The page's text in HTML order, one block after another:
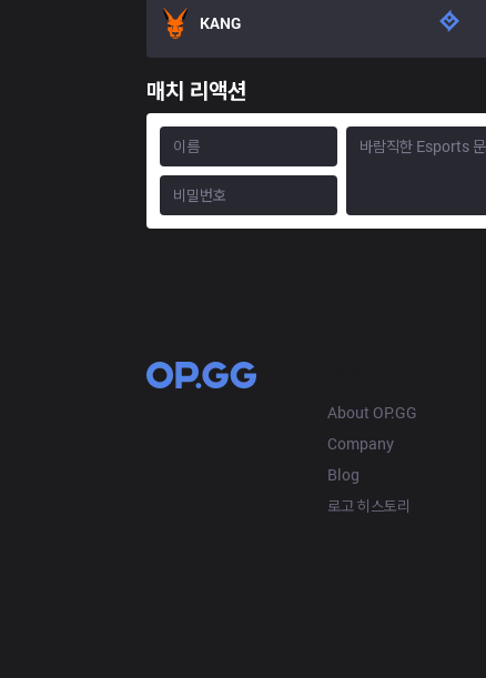
KANG
매치 리액션
About OP.GG
Company
Blog
로고 히스토리